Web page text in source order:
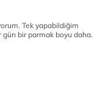
Tek yapabildiğim
gün bir parmak boyu daha.